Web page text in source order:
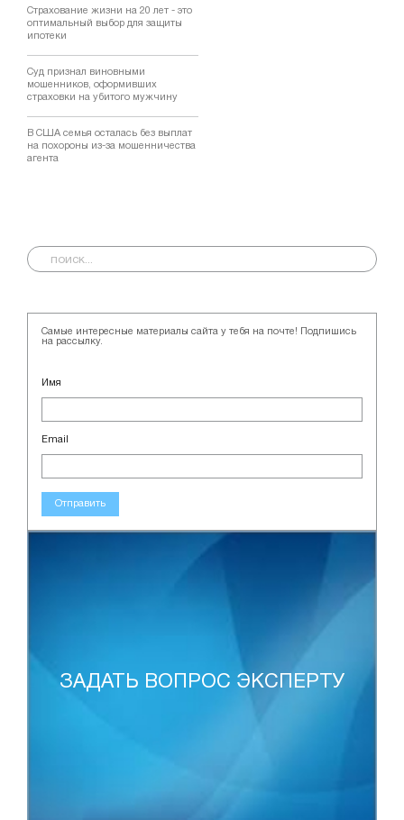
Страхование жизни на 20 лет - это
оптимальный выбор для защиты
ипотеки
Суд признал виновными
мошенников, оформивших
страховки на убитого мужчину
В США семья осталась без выплат
на похороны из-за мошенничества
агента
Самые интересные материалы сайта у тебя на почте! Подпишись
на рассылку.
Имя
Email
Отправить
ЗАДАТЬ ВОПРОС ЭКСПЕРТУ